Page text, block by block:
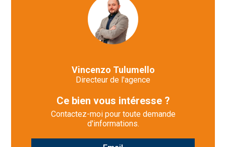
Vincenzo Tulumello
Directeur de l'agence
Ce bien vous intéresse ?
Contactez-moi pour toute demande
d'informations.